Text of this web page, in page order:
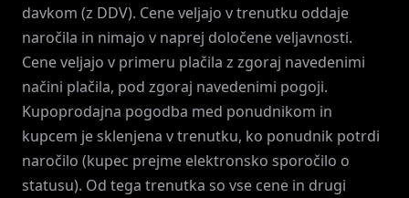
davkom (z DDV). Cene veljajo v trenutku oddaje
naročila in nimajo v naprej določene veljavnosti.
Cene veljajo v primeru plačila z zgoraj navedenimi
načini plačila, pod zgoraj navedenimi pogoji.
Kupoprodajna pogodba med ponudnikom in
kupcem je sklenjena v trenutku, ko ponudnik potrdi
naročilo (kupec prejme elektronsko sporočilo o
statusu). Od tega trenutka so vse cene in drugi